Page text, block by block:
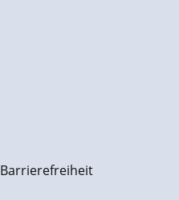
Barrierefreiheit